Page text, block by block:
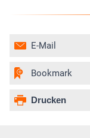
E-Mail
Bookmark
Drucken